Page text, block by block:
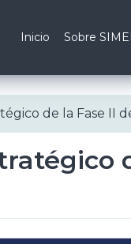
Inicio Sobre
de la Fase II